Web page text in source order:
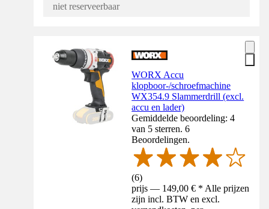
niet reserveerbaar
WORX Accu
klopboor-/schroefmachine
WX354.9 Slammerdrill (excl.
accu en lader)
Gemiddelde beoordeling: 4
van 5 sterren. 6
Beoordelingen.
(6)
prijs — 149,00 € * Alle prijzen
zijn incl. BTW en excl.